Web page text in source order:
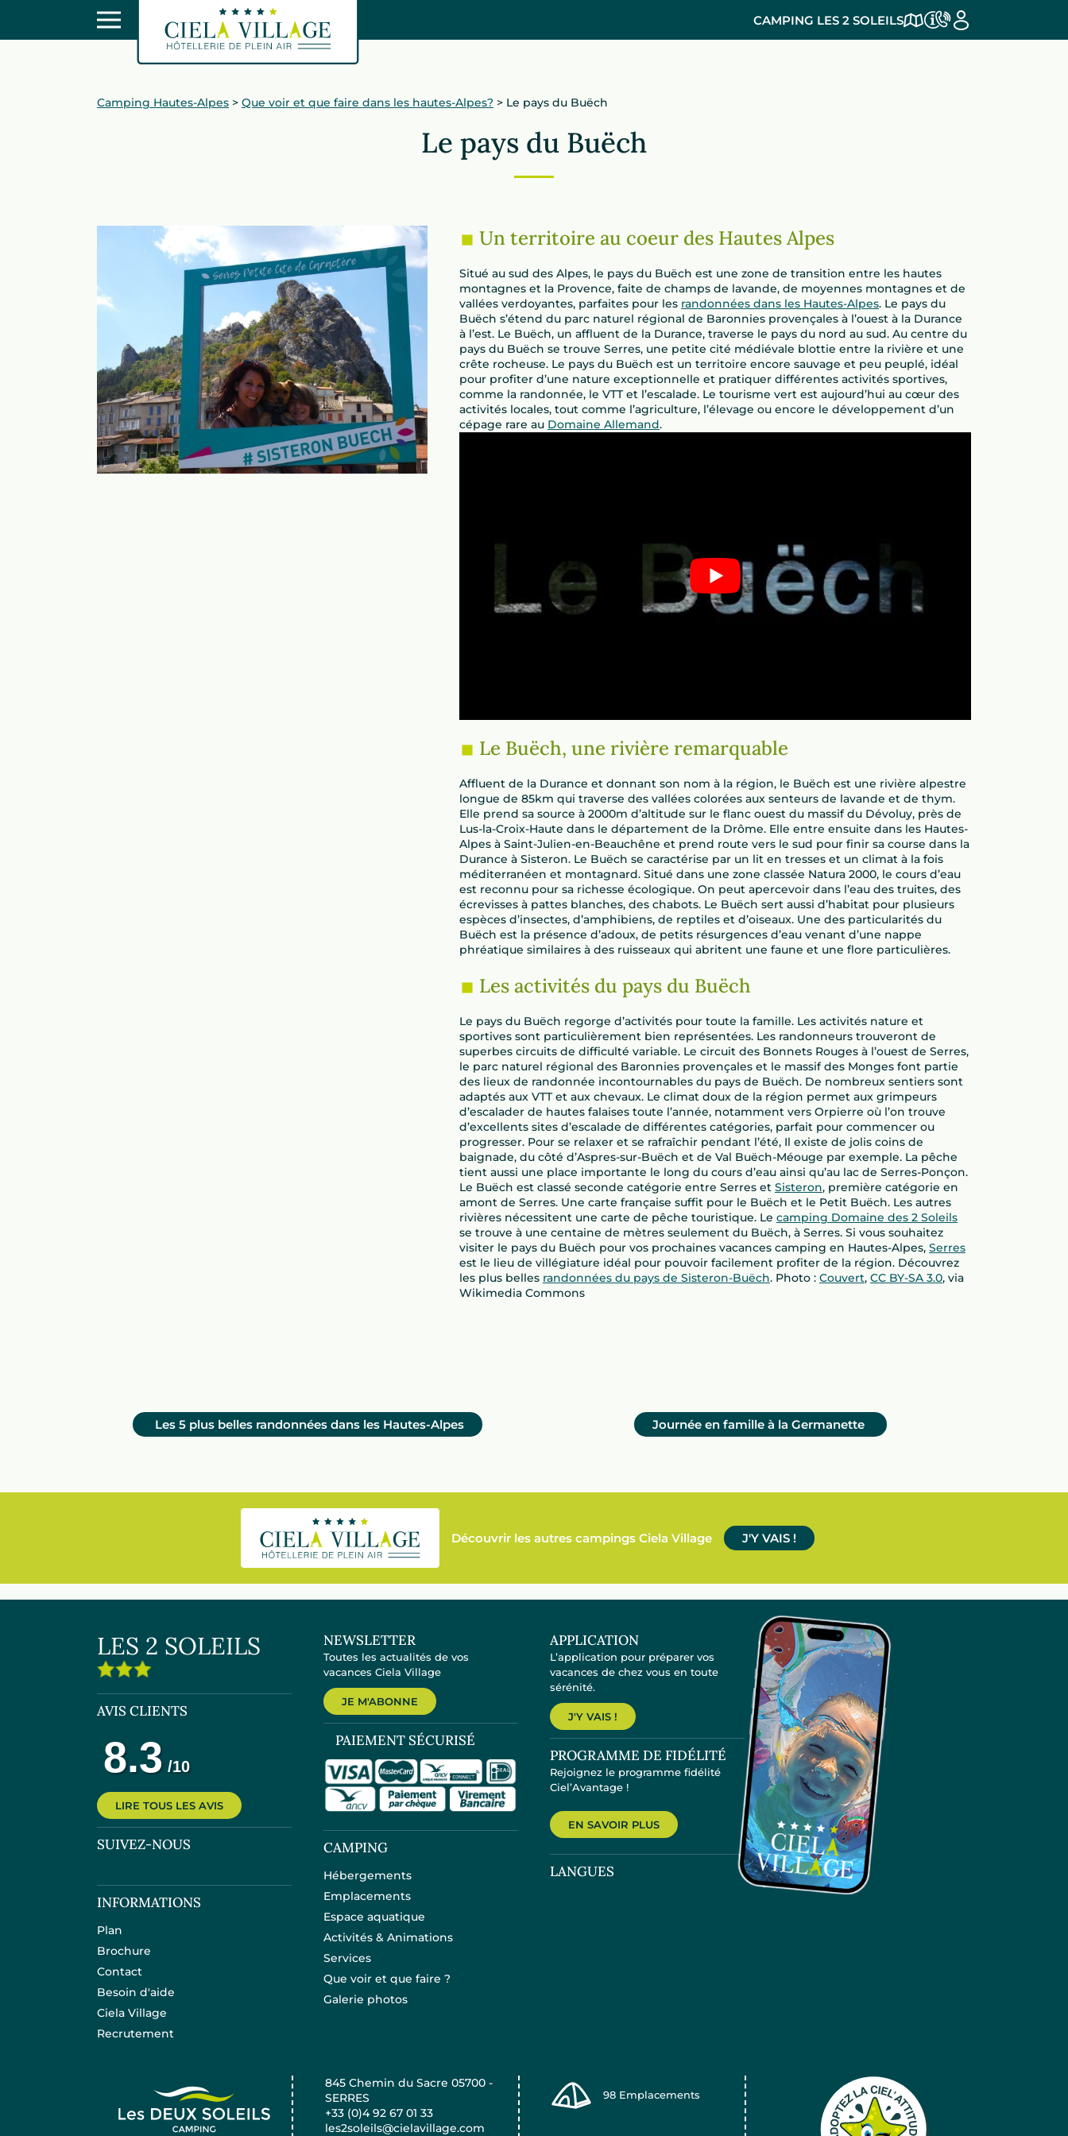
CAMPING LES 2 SOLEILS
Camping Hautes-Alpes > Que voir et que faire dans les hautes-Alpes? > Le pays du Buëch
Le pays du Buëch
Un territoire au coeur des Hautes Alpes
Situé au sud des Alpes, le pays du Buëch est une zone de transition entre les hautes
montagnes et la Provence, faite de champs de lavande, de moyennes montagnes et de
vallées verdoyantes, parfaites pour les randonnées dans les Hautes-Alpes. Le pays du
Buëch s’étend du parc naturel régional de Baronnies provençales à l’ouest à la Durance
à l’est. Le Buëch, un affluent de la Durance, traverse le pays du nord au sud. Au centre du
pays du Buëch se trouve Serres, une petite cité médiévale blottie entre la rivière et une
crête rocheuse. Le pays du Buëch est un territoire encore sauvage et peu peuplé, idéal
pour profiter d’une nature exceptionnelle et pratiquer différentes activités sportives,
comme la randonnée, le VTT et l’escalade. Le tourisme vert est aujourd’hui au cœur des
activités locales, tout comme l’agriculture, l’élevage ou encore le développement d’un
cépage rare au Domaine Allemand.
Le Buëch, une rivière remarquable
Affluent de la Durance et donnant son nom à la région, le Buëch est une rivière alpestre
longue de 85km qui traverse des vallées colorées aux senteurs de lavande et de thym.
Elle prend sa source à 2000m d’altitude sur le flanc ouest du massif du Dévoluy, près de
Lus-la-Croix-Haute dans le département de la Drôme. Elle entre ensuite dans les Hautes-
Alpes à Saint-Julien-en-Beauchêne et prend route vers le sud pour finir sa course dans la
Durance à Sisteron. Le Buëch se caractérise par un lit en tresses et un climat à la fois
méditerranéen et montagnard. Situé dans une zone classée Natura 2000, le cours d’eau
est reconnu pour sa richesse écologique. On peut apercevoir dans l’eau des truites, des
écrevisses à pattes blanches, des chabots. Le Buëch sert aussi d’habitat pour plusieurs
espèces d’insectes, d’amphibiens, de reptiles et d’oiseaux. Une des particularités du
Buëch est la présence d’adoux, de petits résurgences d’eau venant d’une nappe
phréatique similaires à des ruisseaux qui abritent une faune et une flore particulières.
Les activités du pays du Buëch
Le pays du Buëch regorge d’activités pour toute la famille. Les activités nature et
sportives sont particulièrement bien représentées. Les randonneurs trouveront de
superbes circuits de difficulté variable. Le circuit des Bonnets Rouges à l’ouest de Serres,
le parc naturel régional des Baronnies provençales et le massif des Monges font partie
des lieux de randonnée incontournables du pays de Buëch. De nombreux sentiers sont
adaptés aux VTT et aux chevaux. Le climat doux de la région permet aux grimpeurs
d’escalader de hautes falaises toute l’année, notamment vers Orpierre où l’on trouve
d’excellents sites d’escalade de différentes catégories, parfait pour commencer ou
progresser. Pour se relaxer et se rafraîchir pendant l’été, Il existe de jolis coins de
baignade, du côté d’Aspres-sur-Buëch et de Val Buëch-Méouge par exemple. La pêche
tient aussi une place importante le long du cours d’eau ainsi qu’au lac de Serres-Ponçon.
Le Buëch est classé seconde catégorie entre Serres et Sisteron, première catégorie en
amont de Serres. Une carte française suffit pour le Buëch et le Petit Buëch. Les autres
rivières nécessitent une carte de pêche touristique. Le camping Domaine des 2 Soleils
se trouve à une centaine de mètres seulement du Buëch, à Serres. Si vous souhaitez
visiter le pays du Buëch pour vos prochaines vacances camping en Hautes-Alpes, Serres
est le lieu de villégiature idéal pour pouvoir facilement profiter de la région. Découvrez
les plus belles randonnées du pays de Sisteron-Buëch. Photo : Couvert, CC BY-SA 3.0, via
Wikimedia Commons
Les 5 plus belles randonnées dans les Hautes-Alpes Journée en famille à la Germanette
Découvrir les autres campings Ciela Village J'Y VAIS !
LES 2 SOLEILS
AVIS CLIENTS
LIRE TOUS LES AVIS
SUIVEZ-NOUS
INFORMATIONS
Plan
Brochure
Contact
Besoin d'aide
Ciela Village
Recrutement
NEWSLETTER
Toutes les actualités de vos
vacances Ciela Village
JE M'ABONNE
PAIEMENT SÉCURISÉ
CAMPING
Hébergements
Emplacements
Espace aquatique
Activités & Animations
Services
Que voir et que faire ?
Galerie photos
APPLICATION
L’application pour préparer vos
vacances de chez vous en toute
sérénité.
J'Y VAIS !
PROGRAMME DE FIDÉLITÉ
Rejoignez le programme fidélité
Ciel’Avantage !
EN SAVOIR PLUS
LANGUES
845 Chemin du Sacre 05700 -
SERRES
+33 (0)4 92 67 01 33
les2soleils@cielavillage.com
98 Emplacements